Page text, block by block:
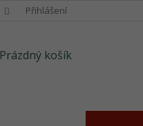
Přihlášení
NÁKUPNÍ
Prázdný košík